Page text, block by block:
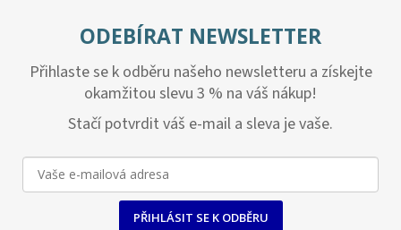
ODEBÍRAT NEWSLETTER
Přihlaste se k odběru našeho newsletteru a získejte
okamžitou slevu 3 % na váš nákup!
Stačí potvrdit váš e-mail a sleva je vaše.
PŘIHLÁSIT SE K ODBĚRU